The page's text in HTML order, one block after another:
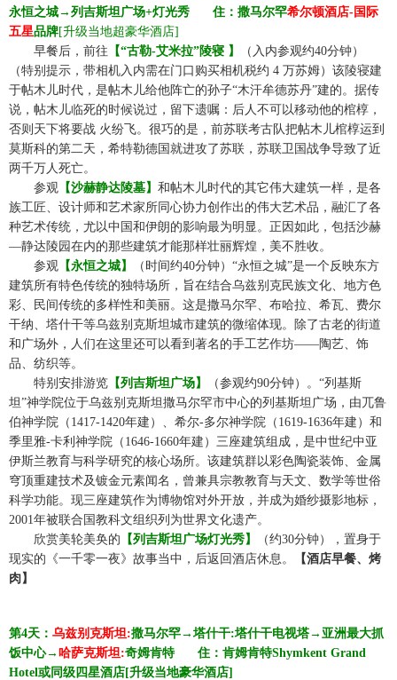
永恒之城→ 列 吉斯坦广场+灯光秀 住 ： 撒马尔罕希尔顿酒店-国际
五星品牌[升级当地超豪华酒店]
早餐后，前往 【“古勒-艾米拉”陵寝 】 （入内参观约40分钟）
（特别提示，带相机入内需在门口购买相机税约 4 万苏姆）该陵寝建
于帖木儿时代，是帖木儿给他阵亡的孙子“木汗牟德苏丹”建的。据传
说，帖木儿临死的时候说过，留下遗嘱：后人不可以移动他的棺椁，
否则天下将要战 火纷飞。很巧的是，前苏联考古队把帖木儿棺椁运到
莫斯科的第二天，希特勒德国就进攻了苏联，苏联卫国战争导致了近
两千万人死亡。
参观 【沙赫静达陵墓】 和帖木儿时代的其它伟大建筑一样，是各
族工匠、设计师和艺术家所同心协力创作出的伟大艺术品，融汇了各
种艺术传统，尤以中国和伊朗的影响最为明显。正因如此，包括沙赫
—静达陵园在内的那些建筑才能那样壮丽辉煌，美不胜收。
参观 【永恒之城】 （时间约40分钟）“永恒之城”是一个反映东方
建筑所有特色传统的独特场所，旨在结合乌兹别克民族文化、地方色
彩、民间传统的多样性和美丽。这是撒马尔罕、布哈拉、希瓦、费尔
干纳、塔什干等乌兹别克斯坦城市建筑的微缩体现。除了古老的街道
和广场外，人们在这里还可以看到著名的手工艺作坊——陶艺、饰
品、纺织等。
特别安排游览 【列 吉斯坦广场】 （参观约90分钟）。“列基斯
坦”神学院位于乌兹别克斯坦撒马尔罕市中心的列基斯坦广场，由兀鲁
伯神学院（1417-1420年建）、希尔-多尔神学院（1619-1636年建）和
季里雅-卡利神学院（1646-1660年建）三座建筑组成，是中世纪中亚
伊斯兰教育与科学研究的核心场所。该建筑群以彩色陶瓷装饰、金属
穹顶重建技术及镀金元素闻名，曾兼具宗教教育与天文、数学等世俗
科学功能。现三座建筑作为博物馆对外开放，并成为婚纱摄影地标，
2001年被联合国教科文组织列为世界文化遗产。
欣赏美轮美奂的 【列吉斯坦广场灯光秀】 （约30分钟），置身于
现实的《一千零一夜》故事当中，后返回酒店休息。
【酒店早餐、 烤
肉】
第4天： 乌兹别克斯坦:撒马尔罕→塔什干:塔什干电视塔→ 亚洲最大抓
饭中心→ 哈萨克斯坦:奇姆肯特☆☆ 住：肯姆肯特Shymkent Grand
Hotel或同级 四星酒店[升级当地豪华酒店]